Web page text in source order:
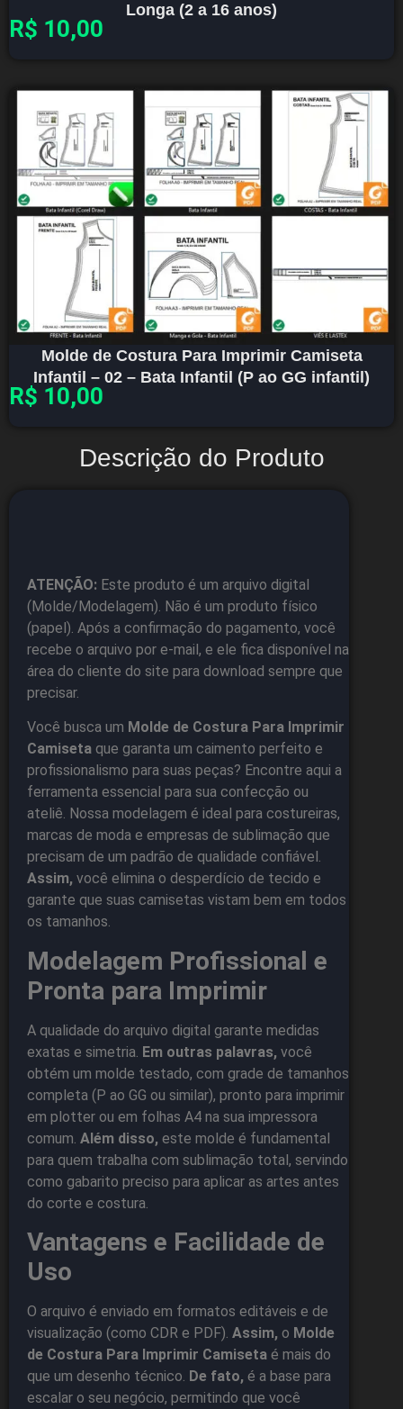
Longa (2 a 16 anos)
R$ 10,00
Molde de Costura Para Imprimir Camiseta
Infantil – 02 – Bata Infantil (P ao GG infantil)
R$ 10,00
Descrição do Produto
ATENÇÃO: Este produto é um arquivo digital
(Molde/Modelagem). Não é um produto físico
(papel). Após a confirmação do pagamento, você
recebe o arquivo por e-mail, e ele fica disponível na
área do cliente do site para download sempre que
precisar.
Você busca um Molde de Costura Para Imprimir
Camiseta que garanta um caimento perfeito e
profissionalismo para suas peças? Encontre aqui a
ferramenta essencial para sua confecção ou
ateliê. Nossa modelagem é ideal para costureiras,
marcas de moda e empresas de sublimação que
precisam de um padrão de qualidade confiável.
Assim, você elimina o desperdício de tecido e
garante que suas camisetas vistam bem em todos
os tamanhos.
Modelagem Profissional e
Pronta para Imprimir
A qualidade do arquivo digital garante medidas
exatas e simetria. Em outras palavras, você
obtém um molde testado, com grade de tamanhos
completa (P ao GG ou similar), pronto para imprimir
em plotter ou em folhas A4 na sua impressora
comum. Além disso, este molde é fundamental
para quem trabalha com sublimação total, servindo
como gabarito preciso para aplicar as artes antes
do corte e costura.
Vantagens e Facilidade de
Uso
O arquivo é enviado em formatos editáveis e de
visualização (como CDR e PDF). Assim, o Molde
de Costura Para Imprimir Camiseta é mais do
que um desenho técnico. De fato, é a base para
escalar o seu negócio, permitindo que você